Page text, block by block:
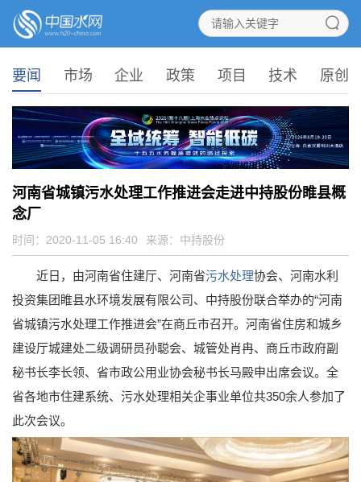
要闻 市场 企业 政策 项目 技术 原创
河南省城镇污水处理工作推进会走进中持股份睢县概
念厂
时间：2020-11-05 16:40 来源： 中持股份
近日，由河南省住建厅、河南省污水处理协会、河南水利
投资集团睢县水环境发展有限公司、中持股份联合举办的“河南
省城镇污水处理工作推进会”在商丘市召开。河南省住房和城乡
建设厅城建处二级调研员孙聪会、城管处肖冉、商丘市政府副
秘书长李长领、省市政公用业协会秘书长马殿申出席会议。全
省各地市住建系统、污水处理相关企事业单位共350余人参加了
此次会议。